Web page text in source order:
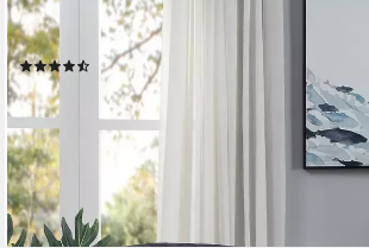
OTTO HOME
Sessel Leo, mit Taschenfederkern
(29)
329,99 € UVP399,00 €
-17%
lieferbar in 4 Wochen